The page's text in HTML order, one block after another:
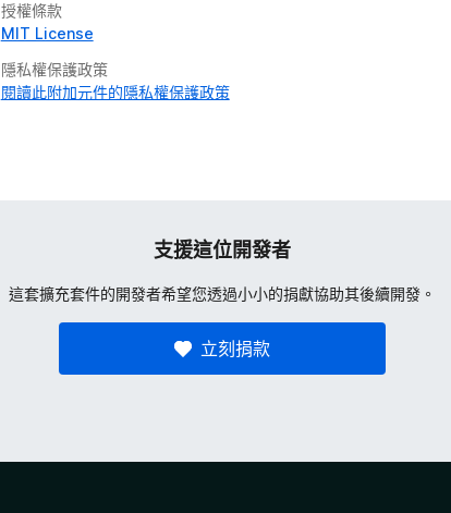
授權條款
MIT License
隱私權保護政策
閱讀此附加元件的隱私權保護政策
支援這位開發者
這套擴充套件的開發者希望您透過小小的捐獻協助其後續開發。
立刻捐款